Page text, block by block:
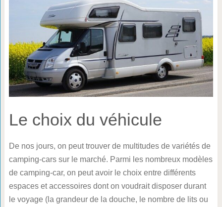
Le choix du véhicule
De nos jours, on peut trouver de multitudes de variétés de
camping-cars sur le marché. Parmi les nombreux modèles
de camping-car, on peut avoir le choix entre différents
espaces et accessoires dont on voudrait disposer durant
le voyage (la grandeur de la douche, le nombre de lits ou